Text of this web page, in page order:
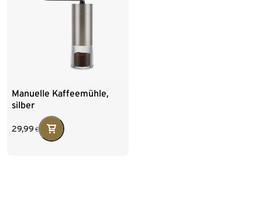
Manuelle Kaffeemühle,
silber
29,99 €